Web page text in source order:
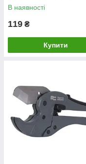
В наявності
119 ₴
Купити